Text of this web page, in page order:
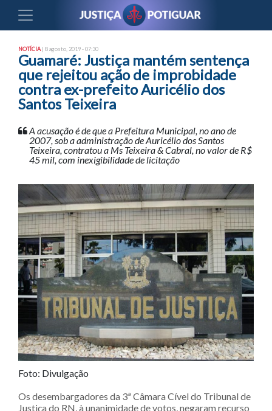
NOTÍCIA | 8 agosto, 2019 - 07:30
Guamaré: Justiça mantém sentença
que rejeitou ação de improbidade
contra ex-prefeito Auricélio dos
Santos Teixeira
A acusação é de que a Prefeitura Municipal, no ano de
2007, sob a administração de Auricélio dos Santos
Teixeira, contratou a Ms Teixeira & Cabral, no valor de R$
45 mil, com inexigibilidade de licitação
Foto: Divulgação
Os desembargadores da 3ª Câmara Cível do Tribunal de
Justiça do RN, à unanimidade de votos, negaram recurso